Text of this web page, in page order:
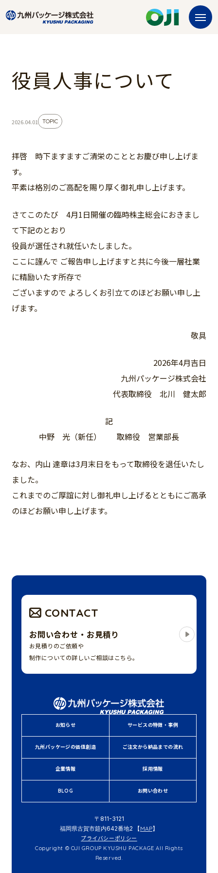
役員人事について
2026.04.01 TOPIC
拝啓 時下ますますご清栄のこととお慶び申し上げま
す。
平素は格別のご高配を賜り厚く御礼申し上げます。
さてこのたび 4月1日開催の臨時株主総会におきまし
て下記のとおり
役員が選任され就任いたしました。
ここに謹んで ご報告申し上げますと共に今後一層社業
に精励いたす所存で
ございますので よろしくお引立てのほどお願い申し上
げます。
敬具
2026年4月吉日
九州パッケージ株式会社
代表取締役 北川 健太郎
記
中野 光（新任） 取締役 営業部長
なお、内山 達章は3月末日をもって取締役を退任いたし
ました。
これまでのご厚誼に対し御礼申し上げるとともにご高承
のほどお願い申し上げます。
CONTACT
お問い合わせ・お見積り
お見積りのご依頼や
制作についての詳しいご相談はこちら。
お知らせ サービスの特徴・事例
九州パッケージの価値創造 ご注文から納品までの流れ
企業情報 採用情報
BLOG お問い合わせ
〒811-3121
福岡県古賀市筵内642番地2 【MAP】
プライバシーポリシー
Copyright © OJI GROUP KYUSHU PACKAGE All Rights
Reserved.